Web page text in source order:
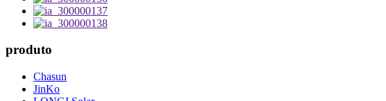
produto
Chasun
JinKo